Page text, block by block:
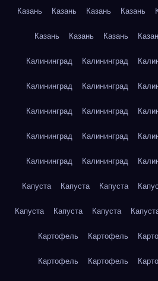
Казань Казань Казань Казань
Казань Казань Казань
Калининград Калининград
Калининград Калининград
Калининград Калининград
Калининград Калининград
Калининград Калининград
Капуста Капуста Капуста
Капуста Капуста Капуста
Картофель Картофель
Картофель Картофель